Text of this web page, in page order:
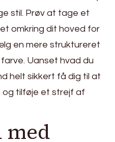
stil. Prøv at tage et
omkring dit hoved for
en mere struktureret
Uanset hvad du
helt sikkert få dig til at
og tilføje et strejf af
med